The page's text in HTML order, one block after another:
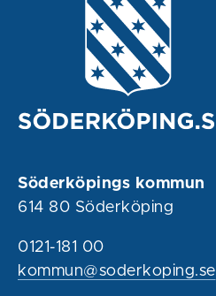
Söderköpings kommun
614 80 Söderköping
0121-181 00
kommun@soderkoping.se